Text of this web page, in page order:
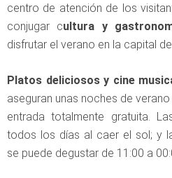
centro de atención de los
conjugar cultura y
disfrutar el verano en la capital
Platos deliciosos y cine
aseguran unas noches de
entrada totalmente gratuita.
todos los días al caer el sol; y
se puede degustar de 11:00 a